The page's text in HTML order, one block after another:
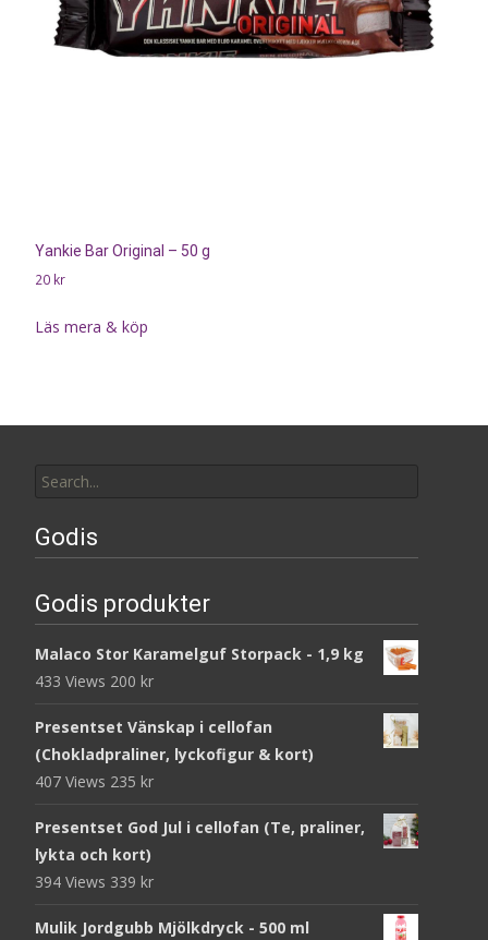
Yankie Bar Original – 50 g
20 kr
Läs mera & köp
for:
Godis
Godis produkter
Malaco Stor Karamelguf Storpack - 1,9 kg
433 Views 200 kr
Presentset Vänskap i cellofan
(Chokladpraliner, lyckofigur & kort)
407 Views 235 kr
Presentset God Jul i cellofan (Te, praliner,
lykta och kort)
394 Views 339 kr
Mulik Jordgubb Mjölkdryck - 500 ml